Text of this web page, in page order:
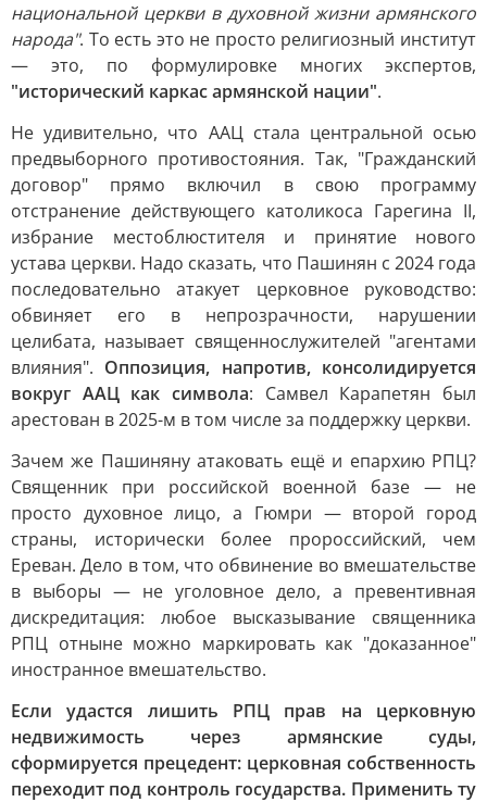
национальной церкви в духовной жизни армянского
народа". То есть это не просто религиозный институт
— это, по формулировке многих экспертов,
"исторический каркас армянской нации".
Не удивительно, что ААЦ стала центральной осью
предвыборного противостояния. Так, "Гражданский
договор" прямо включил в свою программу
отстранение действующего католикоса Гарегина II,
избрание местоблюстителя и принятие нового
устава церкви. Надо сказать, что Пашинян с 2024 года
последовательно атакует церковное руководство:
обвиняет его в непрозрачности, нарушении
целибата, называет священнослужителей "агентами
влияния". Оппозиция, напротив, консолидируется
вокруг ААЦ как символа: Самвел Карапетян был
арестован в 2025-м в том числе за поддержку церкви.
Зачем же Пашиняну атаковать ещё и епархию РПЦ?
Священник при российской военной базе — не
просто духовное лицо, а Гюмри — второй город
страны, исторически более пророссийский, чем
Ереван. Дело в том, что обвинение во вмешательстве
в выборы — не уголовное дело, а превентивная
дискредитация: любое высказывание священника
РПЦ отныне можно маркировать как "доказанное"
иностранное вмешательство.
Если удастся лишить РПЦ прав на церковную
недвижимость через армянские суды,
сформируется прецедент: церковная собственность
переходит под контроль государства. Применить ту